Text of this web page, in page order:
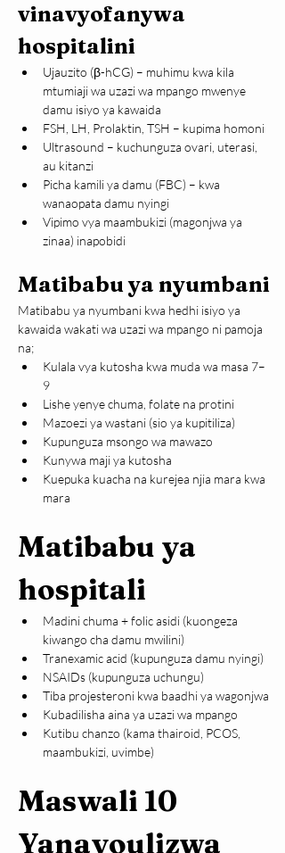
vinavyofanywa
hospitalini
Ujauzito (β-hCG) – muhimu kwa kila
mtumiaji wa uzazi wa mpango mwenye
damu isiyo ya kawaida
FSH, LH, Prolaktin, TSH – kupima homoni
Ultrasound – kuchunguza ovari, uterasi,
au kitanzi
Picha kamili ya damu (FBC) – kwa
wanaopata damu nyingi
Vipimo vya maambukizi (magonjwa ya
zinaa) inapobidi
Matibabu ya nyumbani
Matibabu ya nyumbani kwa hedhi isiyo ya
kawaida wakati wa uzazi wa mpango ni pamoja
na;
Kulala vya kutosha kwa muda wa masa 7–
9
Lishe yenye chuma, folate na protini
Mazoezi ya wastani (sio ya kupitiliza)
Kupunguza msongo wa mawazo
Kunywa maji ya kutosha
Kuepuka kuacha na kurejea njia mara kwa
mara
Matibabu ya
hospitali
Madini chuma + folic asidi (kuongeza
kiwango cha damu mwilini)
Tranexamic acid (kupunguza damu nyingi)
NSAIDs (kupunguza uchungu)
Tiba projesteroni kwa baadhi ya wagonjwa
Kubadilisha aina ya uzazi wa mpango
Kutibu chanzo (kama thairoid, PCOS,
maambukizi, uvimbe)
Maswali 10
Yanayoulizwa